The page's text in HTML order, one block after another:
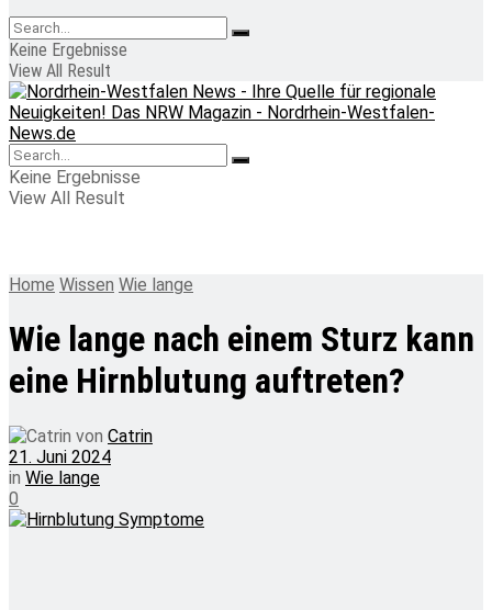
Keine Ergebnisse
View All Result
Keine Ergebnisse
View All Result
Home Wissen Wie lange
Wie lange nach einem Sturz kann
eine Hirnblutung auftreten?
von Catrin
21. Juni 2024
in Wie lange
0